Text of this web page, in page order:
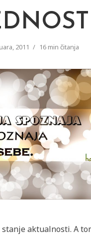
2011 16 min čitanja
aktualnosti. A